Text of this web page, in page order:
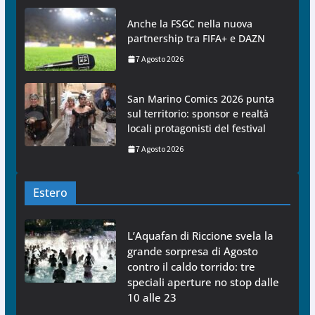
Anche la FSGC nella nuova
partnership tra FIFA+ e DAZN
7 Agosto 2026
San Marino Comics 2026 punta
sul territorio: sponsor e realtà
locali protagonisti del festival
7 Agosto 2026
Estero
L’Aquafan di Riccione svela la
grande sorpresa di Agosto
contro il caldo torrido: tre
speciali aperture no stop dalle
10 alle 23